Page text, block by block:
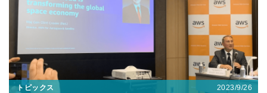
トピックス 2023/9/26